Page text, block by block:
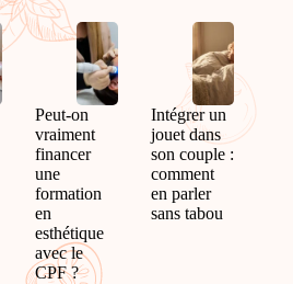
Peut-on
vraiment
financer
une
formation
en
esthétique
avec le
CPF ?
Intégrer un
jouet dans
son couple :
comment
en parler
sans tabou